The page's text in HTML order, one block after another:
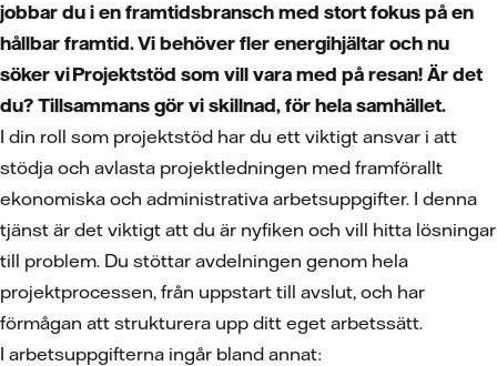
jobbar du i en framtidsbransch med stort fokus på en
hållbar framtid. Vi behöver fler energihjältar och nu
söker vi Projektstöd som vill vara med på resan! Är det
du? Tillsammans gör vi skillnad, för hela samhället.
I din roll som projektstöd har du ett viktigt ansvar i att
stödja och avlasta projektledningen med framförallt
ekonomiska och administrativa arbetsuppgifter. I denna
tjänst är det viktigt att du är nyfiken och vill hitta lösningar
till problem. Du stöttar avdelningen genom hela
projektprocessen, från uppstart till avslut, och har
förmågan att strukturera upp ditt eget arbetssätt.
I arbetsuppgifterna ingår bland annat: